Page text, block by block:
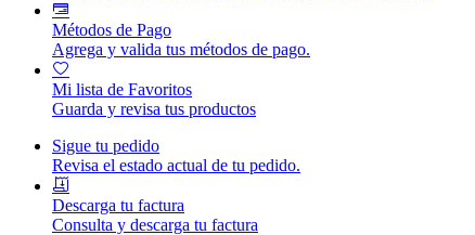
Métodos de Pago
Agrega y valida tus métodos de pago.
Mi lista de Favoritos
Guarda y revisa tus productos
Sigue tu pedido
Revisa el estado actual de tu pedido.
Descarga tu factura
Consulta y descarga tu factura